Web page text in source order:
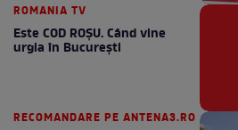
ROMANIA TV
Este COD ROŞU. Când vine
urgia în Bucureşti
RECOMANDARE PE ANTENA3.RO